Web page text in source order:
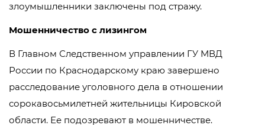
злоумышленники заключены под стражу.
Мошенничество с лизингом
В Главном Следственном управлении ГУ МВД
России по Краснодарскому краю завершено
расследование уголовного дела в отношении
сорокавосьмилетней жительницы Кировской
области. Ее подозревают в мошенничестве.